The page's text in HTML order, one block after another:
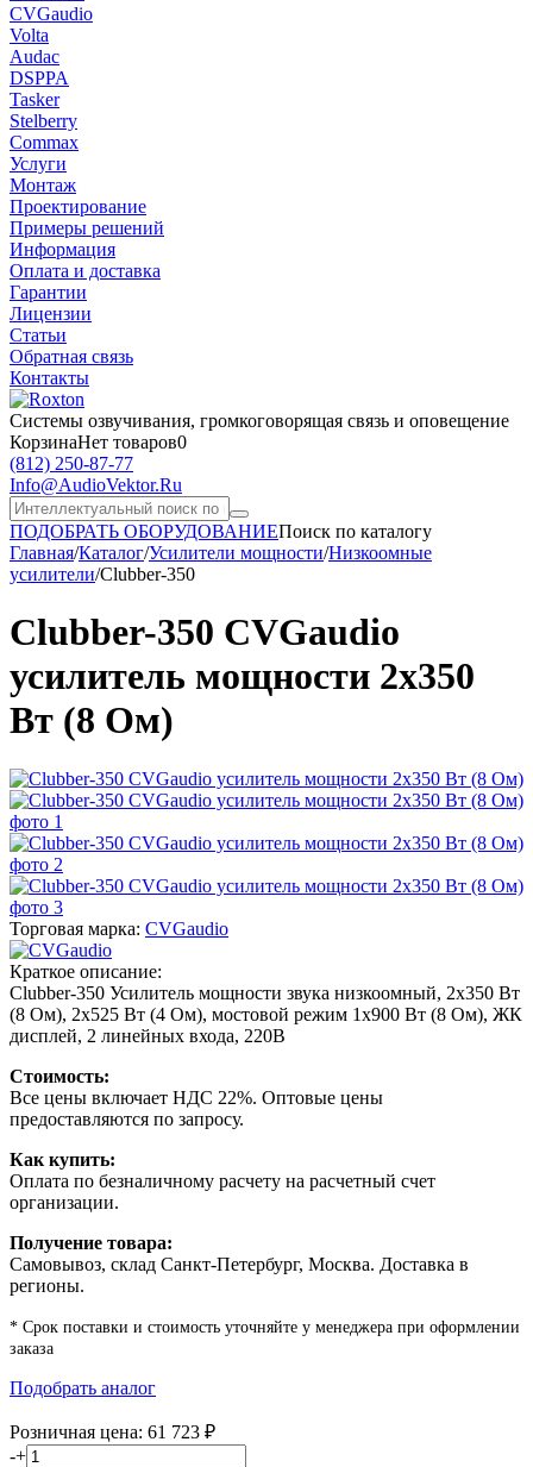
CVGaudio
Volta
Audac
DSPPA
Tasker
Stelberry
Commax
Услуги
Монтаж
Проектирование
Примеры решений
Информация
Оплата и доставка
Гарантии
Лицензии
Статьи
Обратная связь
Контакты
Системы озвучивания, громкоговорящая связь и оповещение
КорзинаНет товаров0
(812) 250-87-77
Info@AudioVektor.Ru
ПОДОБРАТЬ ОБОРУДОВАНИЕПоиск по каталогу
Главная/Каталог/Усилители мощности/Низкоомные
усилители/Clubber-350
Clubber-350 CVGaudio
усилитель мощности 2х350
Вт (8 Ом)
Торговая марка: CVGaudio
Краткое описание:
Clubber-350 Усилитель мощности звука низкоомный, 2х350 Вт
(8 Ом), 2х525 Вт (4 Ом), мостовой режим 1х900 Вт (8 Ом), ЖК
дисплей, 2 линейных входа, 220В
Стоимость:
Все цены включает НДС 22%. Оптовые цены
предоставляются по запросу.
Как купить:
Оплата по безналичному расчету на расчетный счет
организации.
Получение товара:
Самовывоз, склад Санкт-Петербург, Москва. Доставка в
регионы.
* Срок поставки и стоимость уточняйте у менеджера при оформлении
заказа
Подобрать аналог
Розничная цена: 61 723 ₽
-+